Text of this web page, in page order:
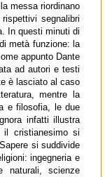
messa riordinano
segnalibri
In questi minuti di
metà funzione: la
appunto Dante
ad autori e testi
è lasciato al caso
mentre la
e filosofia, le due
infatti illustra
cristianesimo si
si suddivide
ingegneria e
naturali, scienze